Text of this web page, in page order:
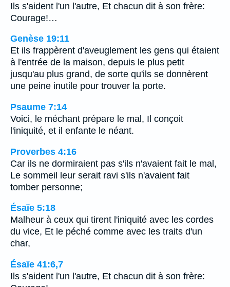
Ils s'aident l'un l'autre, Et chacun dit à son frère:
Courage!…
Genèse 19:11
Et ils frappèrent d'aveuglement les gens qui étaient
à l'entrée de la maison, depuis le plus petit
jusqu'au plus grand, de sorte qu'ils se donnèrent
une peine inutile pour trouver la porte.
Psaume 7:14
Voici, le méchant prépare le mal, Il conçoit
l'iniquité, et il enfante le néant.
Proverbes 4:16
Car ils ne dormiraient pas s'ils n'avaient fait le mal,
Le sommeil leur serait ravi s'ils n'avaient fait
tomber personne;
Ésaïe 5:18
Malheur à ceux qui tirent l'iniquité avec les cordes
du vice, Et le péché comme avec les traits d'un
char,
Ésaïe 41:6,7
Ils s'aident l'un l'autre, Et chacun dit à son frère: